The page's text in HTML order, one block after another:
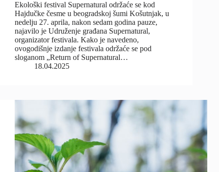
Ekološki festival Supernatural održaće se kod
Hajdučke česme u beogradskoj šumi Košutnjak, u
nedelju 27. aprila, nakon sedam godina pauze,
najavilo je Udruženje građana Supernatural,
organizator festivala. Kako je navedeno,
ovogodišnje izdanje festivala održaće se pod
sloganom „Return of Supernatural…
18.04.2025